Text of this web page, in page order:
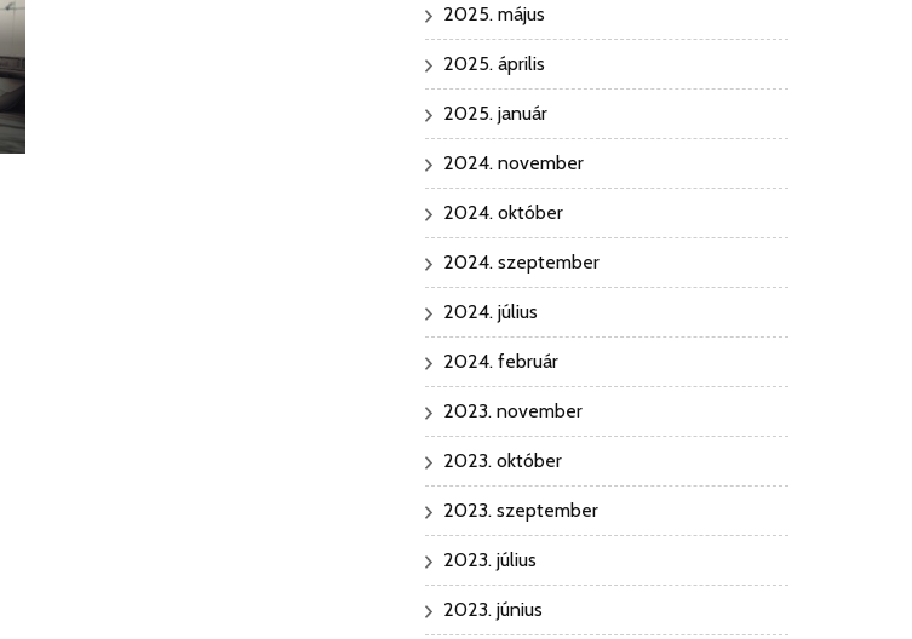
2025. május
2025. április
2025. január
2024. november
2024. október
2024. szeptember
2024. július
2024. február
2023. november
2023. október
2023. szeptember
2023. július
2023. június